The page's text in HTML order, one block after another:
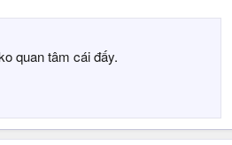
quan tâm cái đấy.